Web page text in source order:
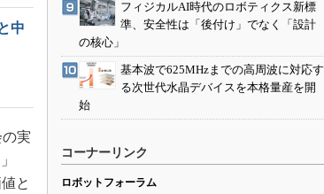
中
実
と
フィジカルAI時代のロボティクス新標
準、安全性は「後付け」でなく「設計
の核心」
基本波で625MHzまでの高周波に対応す
る次世代水晶デバイスを本格量産を開
始
コーナーリンク
ロボットフォーラム